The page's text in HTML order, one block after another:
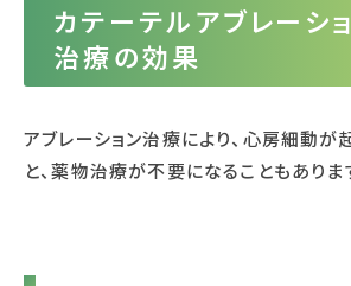
カテーテルアブレーシ
治療の効果
アブレーション治療により、心房細動が
と、薬物治療が不要になることもありま